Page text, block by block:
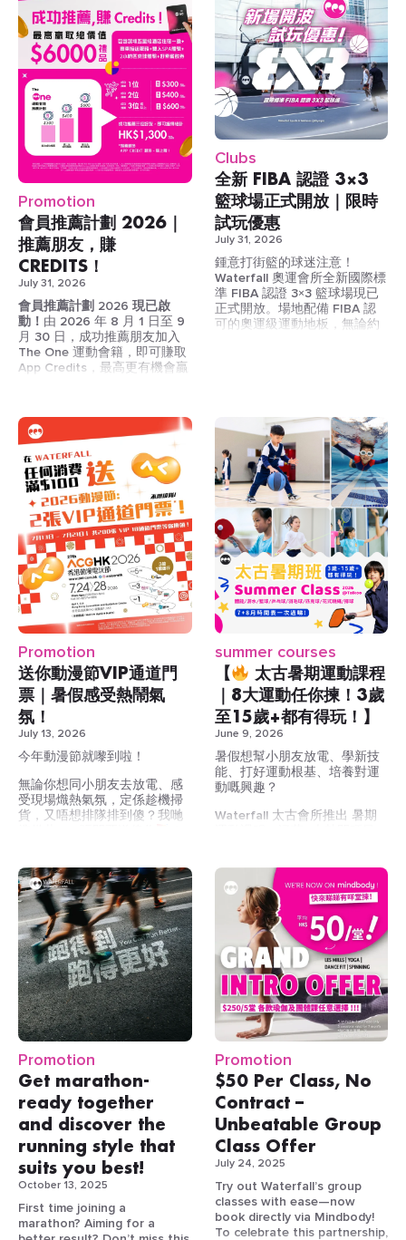
單節課
非會員：$250︲THE ONE 會
員：$125
10節課（有效期 90 日）
非會員：$2,250︲THE ONE
30節課（有效期 180 日）
會員：$3,000
THE ONE 會籍，淨係為你想玩
嘅課堂俾錢 — 一堂 / 十堂 / 三
十堂，由你話事！
THE ONE 會員 = 課堂全部
半價！
購買通行證可優先預約課堂
三間會所通行：太古｜奧運
價上堂優惠！
https://waterfall.com.hk/product/one-
membership/
DM 我哋查詢更多詳情：
https://wa.me/85284901454
#waterfallsportsandwellness
#taikoo #太古 #奧運 #團體課
【
8月限定優惠！JOIN THE
ONE 會籍・二人同行優惠！】
二人一起購買 $1,800 THE
ONE 運動會籍，即送你10張體
驗券！
優惠詳情：
會籍年費： $1,800 / 年
八月限定優惠：2人同
行加入 THE ONE，即送
Fitness Class)
x10
今個月等你慢慢試、玩到盡，
再揀自己最鍾意嘅運動！仲唔
襯暑假同屋企人、朋友玩盡佢
？
THE ONE 會籍：
一個會籍玩齊 10+ 種運動
會員價 Book 場打波
地點方便 — 全線會所位於
市中心
隨時更改、彈性調整或取消
淨係為你想玩嘅運動俾錢
無合約綑綁
三間會所通行：太古｜奧運
｜尖沙咀
立刻加入THE ONE，先體
驗，再選擇：
https://waterfall.com.hk/
online-exclusive-bring-a-
friend-offer/
DM 我哋查詢更多詳請：
*優惠不可與其他優惠同時使
用。
把握機會，立即與好友一起實
現健康目標！
【
August Limited Offer!
JOIN THE ONE Membership ·
Bring-a-Friend Offer!】
Purchase the $1,800 THE
ONE Sports Membership
together with a friend and
receive 10 free experience
passes!
Offer Details
Membership Annual
Fee:$1,800 / Year
August Limited Offer:
Join THE ONE with a
friend (2 persons
Promotion
會員推薦計劃 2026｜
推薦朋友，賺
CREDITS！
July 31, 2026
會員推薦計劃 2026 現已啟
動！ 由 2026 年 8 月 1 日至 9
月 30 日，成功推薦朋友加入
The One 運動會籍，即可賺取
App Credits，最高更有機會贏
活動期：2026 年 8 月 1 日至
9 月 30 日
推薦愈多，獎
賞愈多
成功推薦朋友成為會員後，推
薦獎勵會以 App Credits 發放
到你的帳戶：
成功推薦 2 位：$400
App Credits
成功推薦 3 位：$600
App Credits
其後每成功推薦 1 位：
$600 App Credits，無
上限！
成功推薦 3 位朋友，即可合共
獲得 HK$1,300 App Credits。
最高推薦量獎
推薦人數最多的會員，將分別
獲得一、二、三名獎項。只要
成功推薦最少 5 位新會員，便
有資格角逐最高推薦量獎。
Clubs
全新 FIBA 認證 3×3
籃球場正式開放｜限時
試玩優惠
July 31, 2026
鍾意打街籃的球迷注意！
Waterfall 奧運會所全新國際標
準 FIBA 認證 3×3 籃球場現已
正式開放。場地配備 FIBA 認
可的奧運級運動地板，無論約
Waterfall 奧運會所全新 FIBA
認證 3×3 籃球場
會員限定場
地，限時開放
非會員預約
這個 ONE 會員限定場地，現於
推廣期內開放予非會員預約。
無論想相約朋友切磋球技、進
行個人訓練，還是籌辦小型比
賽，都可以體驗市區罕有的標
準 3×3 場地。
試玩優惠價
段
非
時
段
平日
08:00–
18:00
HK$300
／小時
繁
忙
段
平日
18:00–
23:00；週
末及公眾假
期全日
HK$500
／小時
地點： Waterfall 奧運會所
場地亮點
FIBA 認證奧運級運動地
板，提供專業級體驗
適合約戰、練習及比賽
市區罕有的國際標準
Promotion
送你動漫節VIP通道門
票｜暑假感受熱鬧氣
氛！
July 13, 2026
今年動漫節就嚟到啦！
無論你想同小朋友去放電、感
受現場熾熱氣氛，定係趁機掃
貨，又唔想排隊排到傻？我哋
Waterfall 消費滿$100，即送
你2張 2026香港動漫電玩節
VIP 1B通道門票，唔使同人
逼，直接入場
！
優惠詳情
於 Waterfall Sports &
Wellness 任何消費滿$100，即
送2張VIP 1B通道門票
summer courses
【
太古暑期運動課程
｜8大運動任你揀！3歲
至15歲+都有得玩！】
June 9, 2026
暑假想幫小朋友放電、學新技
能、打好運動根基、培養對運
動嘅興趣？
Waterfall 太古會所推出 暑期
課程包括
兒童體能訓練 ｜打好力量、
敏捷、靈活、反應、速度五大
游泳班｜室內恆溫泳池，幼
兒、兒童、成人班皆可
籃球班｜基礎／提升／改
良，適合不同水平
排球班｜提升彈跳力、團隊
合作及反應速度
乒乓球班｜提升反應、專注
力及協調性
羽毛球班｜適合初學及進階
學員
匹克球班｜全城大熱新興運
動，10歲至成人皆可參與
花式跳繩班｜好玩又燃脂，
提升節奏感與身體控制
課程亮點
・專業教練指導，小班教學
・室內場地，唔怕日曬雨淋
・3歲幼兒至成人皆可參加
Promotion
Get marathon-
ready together
and discover the
running style that
suits you best!
October 13, 2025
First time joining a
marathon? Aiming for a
Promotion
$50 Per Class, No
Contract –
Unbeatable Group
Class Offer
July 24, 2025
Try out Waterfall’s group
classes with ease—now
book directly via Mindbody!
To celebrate this partnership,